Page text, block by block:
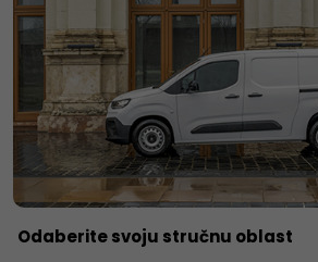
Odaberite svoju stručnu oblast